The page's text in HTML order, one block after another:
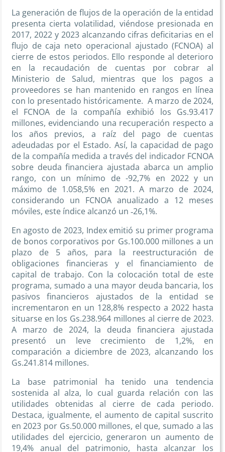
La generación de flujos de la operación de la entidad
presenta cierta volatilidad, viéndose presionada en
2017, 2022 y 2023 alcanzando cifras deficitarias en el
flujo de caja neto operacional ajustado (FCNOA) al
cierre de estos periodos. Ello responde al deterioro
en la recaudación de cuentas por cobrar al
Ministerio de Salud, mientras que los pagos a
proveedores se han mantenido en rangos en línea
con lo presentado históricamente. A marzo de 2024,
el FCNOA de la compañía exhibió los Gs.93.417
millones, evidenciando una recuperación respecto a
los años previos, a raíz del pago de cuentas
adeudadas por el Estado. Así, la capacidad de pago
de la compañía medida a través del indicador FCNOA
sobre deuda financiera ajustada abarca un amplio
rango, con un mínimo de -92,7% en 2022 y un
máximo de 1.058,5% en 2021. A marzo de 2024,
considerando un FCNOA anualizado a 12 meses
móviles, este índice alcanzó un ‑26,1%.
En agosto de 2023, Index emitió su primer programa
de bonos corporativos por Gs.100.000 millones a un
plazo de 5 años, para la reestructuración de
obligaciones financieras y el financiamiento de
capital de trabajo. Con la colocación total de este
programa, sumado a una mayor deuda bancaria, los
pasivos financieros ajustados de la entidad se
incrementaron en un 128,8% respecto a 2022 hasta
situarse en los Gs.238.964 millones al cierre de 2023.
A marzo de 2024, la deuda financiera ajustada
presentó un leve crecimiento de 1,2%, en
comparación a diciembre de 2023, alcanzando los
Gs.241.814 millones.
La base patrimonial ha tenido una tendencia
sostenida al alza, lo cual guarda relación con las
utilidades obtenidas al cierre de cada periodo.
Destaca, igualmente, el aumento de capital suscrito
en 2023 por Gs.50.000 millones, el que, sumado a las
utilidades del ejercicio, generaron un aumento de
19,4% anual del patrimonio, hasta alcanzar los